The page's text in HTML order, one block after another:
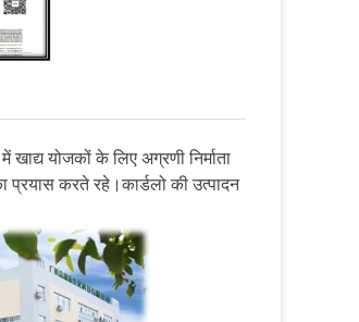
खाद्य योजकों के लिए अग्रणी निर्माता
प्रयास करते रहे।कार्डलो की उत्पादन